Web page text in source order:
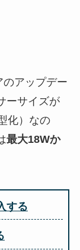
アップデー
ーサイズが
化）なの
最大18Wか
する